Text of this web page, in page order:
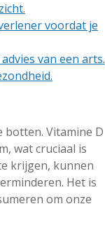
voordat je
van een arts.
botten. Vitamine D
wat cruciaal is
krijgen, kunnen
Het is
om onze